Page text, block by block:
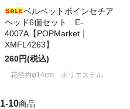
ベルベットポインセチア
ヘッド6個セット E-
4007A【POPMarket｜
XMFL4263】
260円(税込)
花径約φ14cm ポリエステル
1-10商品